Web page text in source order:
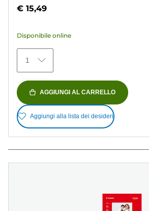
5
435
recensioni
€ 15,49
Disponibile online
1
AGGIUNGI AL CARRELLO
Aggiungi alla lista dei desideri